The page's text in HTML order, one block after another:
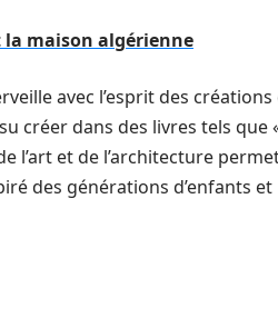
maison algérienne
avec l’esprit des créations
créer dans des livres tels que
l’art et de l’architecture
des générations d’enfants et